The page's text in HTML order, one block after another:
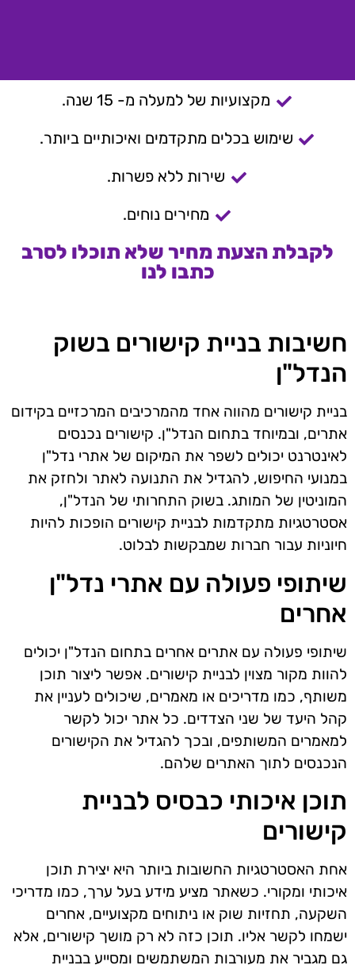
מקצועיות של למעלה מ- 15 שנה.
שימוש בכלים מתקדמים ואיכותיים ביותר.
שירות ללא פשרות.
מחירים נוחים.
לקבלת הצעת מחיר שלא תוכלו לסרב
כתבו לנו
חשיבות בניית קישורים בשוק
הנדל"ן
בניית קישורים מהווה אחד מהמרכיבים המרכזיים בקידום
אתרים, ובמיוחד בתחום הנדל"ן. קישורים נכנסים
לאינטרנט יכולים לשפר את המיקום של אתרי נדל"ן
במנועי החיפוש, להגדיל את התנועה לאתר ולחזק את
המוניטין של המותג. בשוק התחרותי של הנדל"ן,
אסטרטגיות מתקדמות לבניית קישורים הופכות להיות
חיוניות עבור חברות שמבקשות לבלוט.
שיתופי פעולה עם אתרי נדל"ן
אחרים
שיתופי פעולה עם אתרים אחרים בתחום הנדל"ן יכולים
להוות מקור מצוין לבניית קישורים. אפשר ליצור תוכן
משותף, כמו מדריכים או מאמרים, שיכולים לעניין את
קהל היעד של שני הצדדים. כל אתר יכול לקשר
למאמרים המשותפים, ובכך להגדיל את הקישורים
הנכנסים לתוך האתרים שלהם.
תוכן איכותי כבסיס לבניית
קישורים
אחת האסטרטגיות החשובות ביותר היא יצירת תוכן
איכותי ומקורי. כשאתר מציע מידע בעל ערך, כמו מדריכי
השקעה, תחזיות שוק או ניתוחים מקצועיים, אחרים
ישמחו לקשר אליו. תוכן כזה לא רק מושך קישורים, אלא
גם מגביר את מעורבות המשתמשים ומסייע בבניית